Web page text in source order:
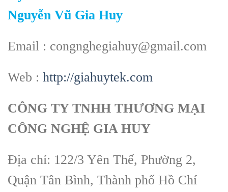
Nguyễn Vũ Gia Huy
Email : congnghegiahuy@gmail.com
Web : http://giahuytek.com
CÔNG TY TNHH THƯƠNG MẠI
CÔNG NGHỆ GIA HUY
Địa chỉ: 122/3 Yên Thế, Phường 2,
Quận Tân Bình, Thành phố Hồ Chí